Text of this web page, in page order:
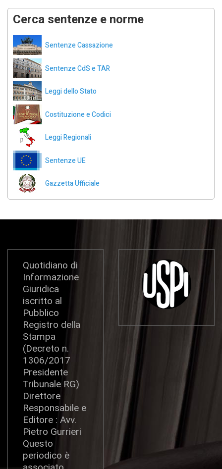
Cerca sentenze e norme
Sentenze Cassazione
Sentenze CdS e TAR
Leggi dello Stato
Costituzione e Codici
Leggi Regionali
Sentenze UE
Gazzetta Ufficiale
Quotidiano di
Informazione
Giuridica
iscritto al
Pubblico
Registro della
Stampa
(Decreto n.
1306/2017
Presidente
Tribunale RG)
Direttore
Responsabile e
Editore : Avv.
Pietro Gurrieri
Questo
periodico è